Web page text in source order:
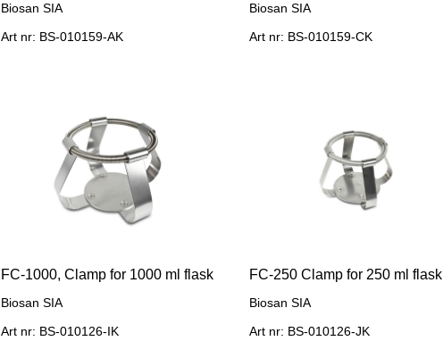
Biosan SIA
Art nr: BS-010159-AK
Biosan SIA
Art nr: BS-010159-CK
FC-1000, Clamp for 1000 ml flask
Biosan SIA
Art nr: BS-010126-IK
FC-250 Clamp for 250 ml flask
Biosan SIA
Art nr: BS-010126-JK